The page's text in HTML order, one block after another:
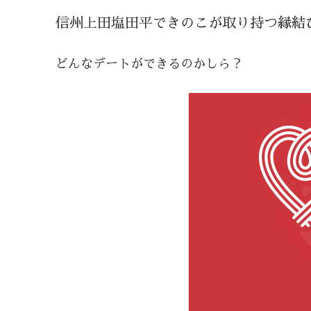
信州上田塩田平できのこが取り持つ縁結
どんなデートができるのかしら？